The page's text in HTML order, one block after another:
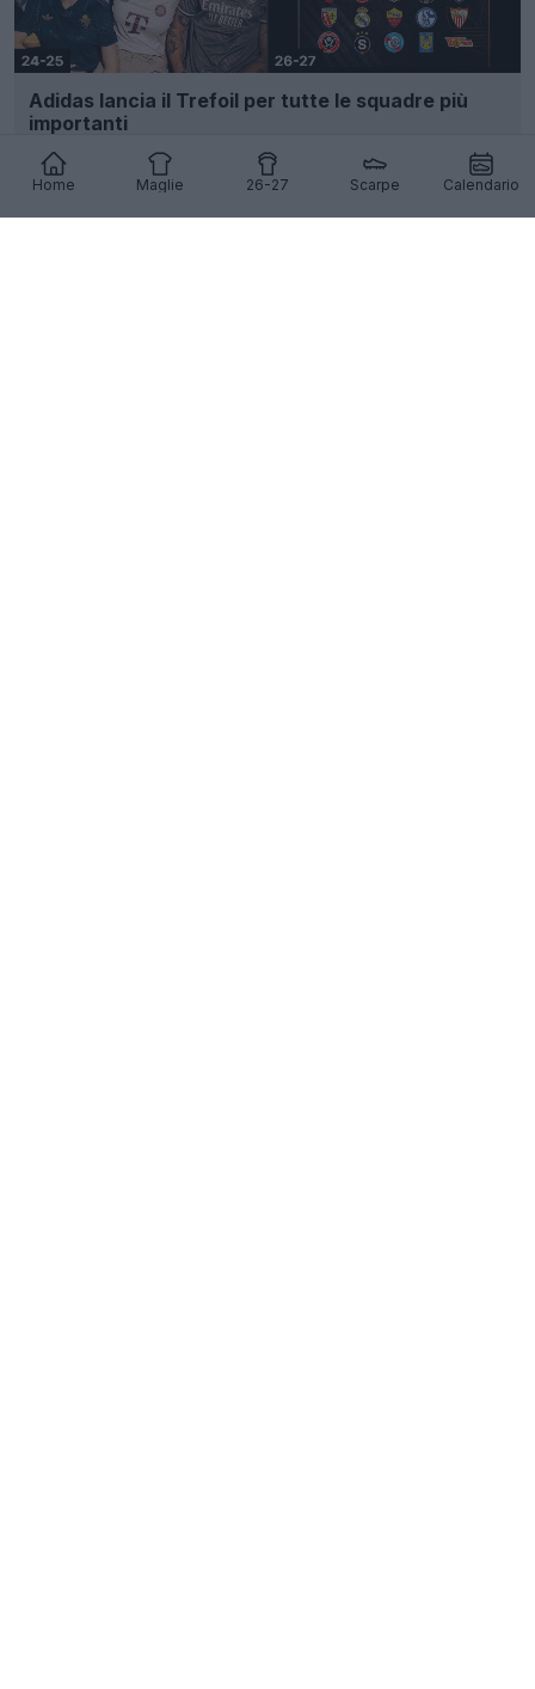
Home Maglie 26-27 Scarpe Calendario
Adidas lancia il Trefoil per tutte le squadre più
importanti
66